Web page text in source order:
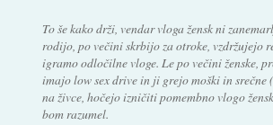
To še kako drži, vendar vloga žensk ni
rodijo, po večini skrbijo za otroke, vzdržujejo
igramo odločilne vloge. Le po večini ženske,
imajo low sex drive in ji grejo moški in srečne
na živce, hočejo izničiti pomembno vlogo
bom razumel.